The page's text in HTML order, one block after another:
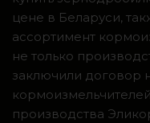
цене в Беларуси,
ассортимент
не только
заключили договор
производства